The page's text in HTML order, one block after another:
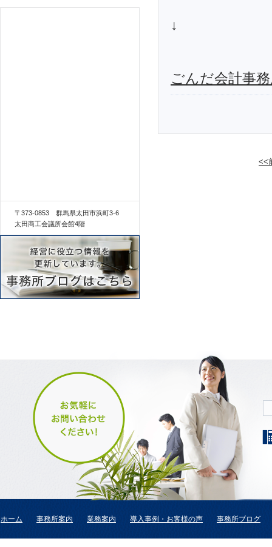
↓
ごんだ会計事
<<
〒373-0853 群馬県太田市浜町3-6
太田商工会議所会館4階
ホーム 事務所案内 業務案内 導入事例・お客様の声 事務所ブログ